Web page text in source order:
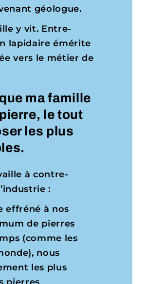
géologue.
y vit. Entre-
lapidaire émérite
vers le métier de
ma famille
le tout
les plus
à contre-
:
effréné à nos
de pierres
(comme les
nous
les plus